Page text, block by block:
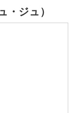
・ジュ）